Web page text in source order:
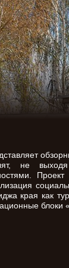
не
края как
блоки